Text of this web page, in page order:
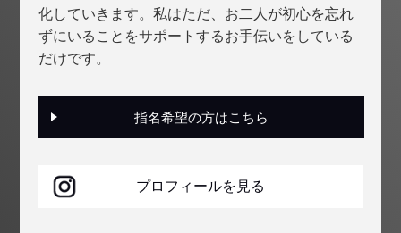
化していきます。私はただ、お二人が初心を忘れ
ずにいることをサポートするお手伝いをしている
だけです。
指名希望の方はこちら
プロフィールを見る